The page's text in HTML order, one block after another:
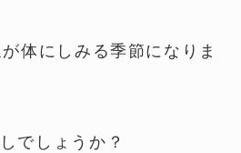
体にしみる季節になりま
でしょうか？